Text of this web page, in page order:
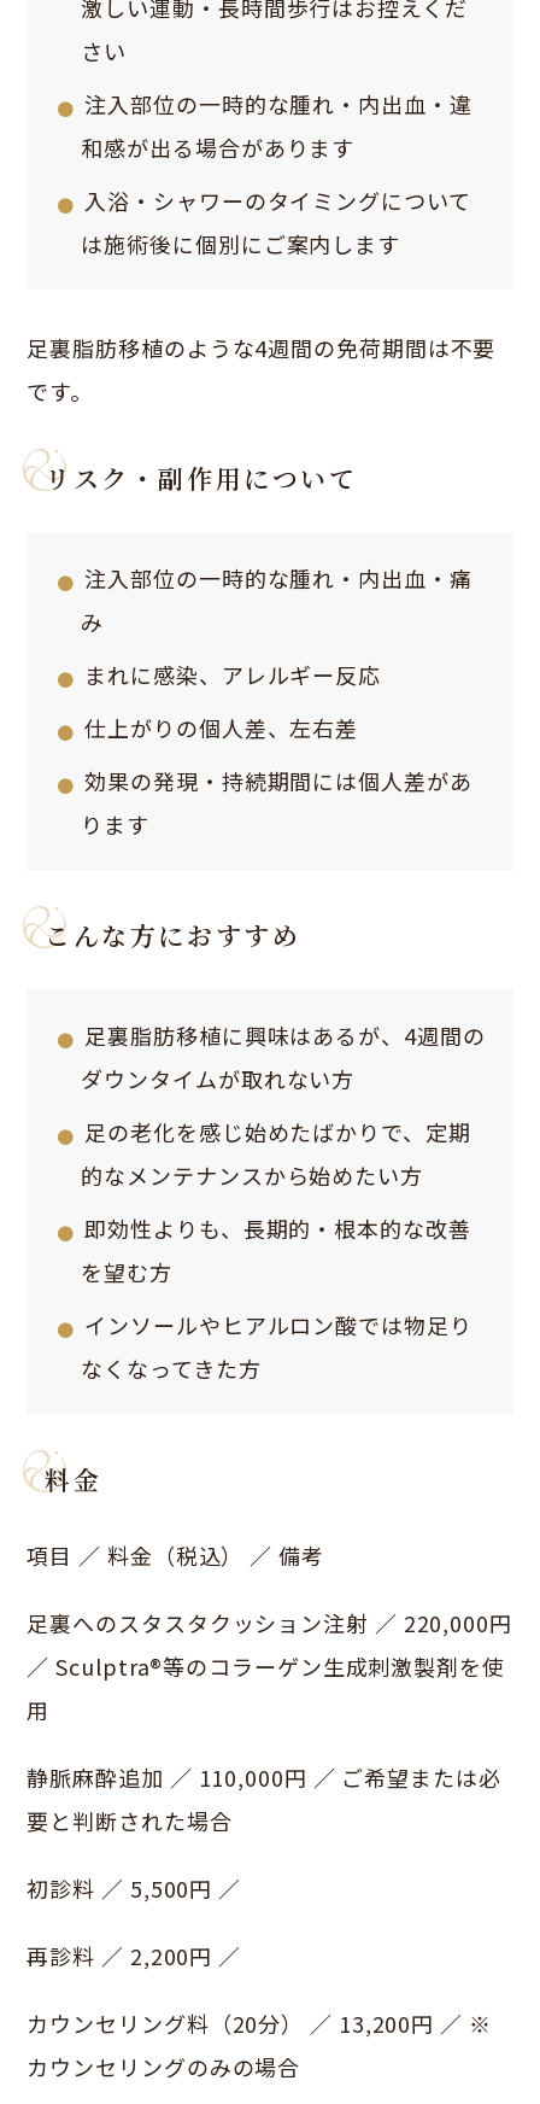
激しい運動・長時間歩行はお控えくだ
さい
注入部位の一時的な腫れ・内出血・違
和感が出る場合があります
入浴・シャワーのタイミングについて
は施術後に個別にご案内します
足裏脂肪移植のような4週間の免荷期間は不要
です。
リスク・副作用について
注入部位の一時的な腫れ・内出血・痛
み
まれに感染、アレルギー反応
仕上がりの個人差、左右差
効果の発現・持続期間には個人差があ
ります
こんな方におすすめ
足裏脂肪移植に興味はあるが、4週間の
ダウンタイムが取れない方
足の老化を感じ始めたばかりで、定期
的なメンテナンスから始めたい方
即効性よりも、長期的・根本的な改善
を望む方
インソールやヒアルロン酸では物足り
なくなってきた方
料金
項目 ／ 料金（税込） ／ 備考
足裏へのスタスタクッション注射 ／ 220,000円
／ Sculptra®等のコラーゲン生成刺激製剤を使
用
静脈麻酔追加 ／ 110,000円 ／ ご希望または必
要と判断された場合
初診料 ／ 5,500円 ／
再診料 ／ 2,200円 ／
カウンセリング料（20分） ／ 13,200円 ／ ※
カウンセリングのみの場合